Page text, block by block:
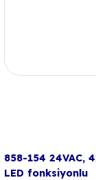
858-154 24VAC,
LED fonksiyonlu